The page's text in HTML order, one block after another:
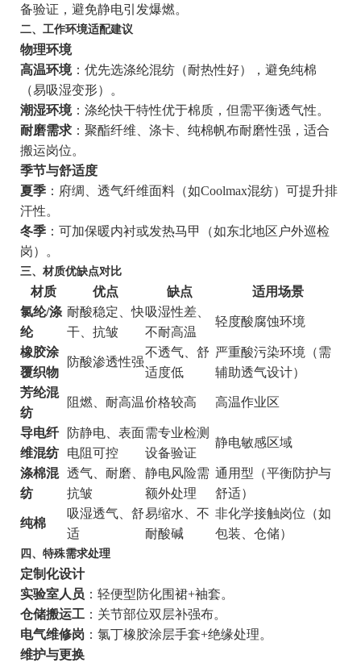
备验证，避免静电引发爆燃。
二、工作环境适配建议
物理环境
高温环境：优先选涤纶混纺（耐热性好），避免纯棉
（易吸湿变形）。
潮湿环境：涤纶快干特性优于棉质，但需平衡透气性。
耐磨需求：聚酯纤维、涤卡、纯棉帆布耐磨性强，适合
搬运岗位。
季节与舒适度
夏季：府绸、透气纤维面料（如Coolmax混纺）可提升排
汗性。
冬季：可加保暖内衬或发热马甲（如东北地区户外巡检
岗）。
三、材质优缺点对比
材质 优点 缺点
适用场景
氯纶/涤
纶
耐酸稳定、快
干、抗皱
吸湿性差、
不耐高温
轻度酸腐蚀环境
橡胶涂
覆织物
防酸渗透性强
不透气、舒
适度低
严重酸污染环境（需
辅助透气设计）
芳纶混
纺
阻燃、耐高温价格较高 高温作业区
导电纤
维混纺
防静电、表面
电阻可控
需专业检测
设备验证
静电敏感区域
涤棉混
纺
透气、耐磨、
抗皱
静电风险需
额外处理
通用型（平衡防护与
舒适）
纯棉
吸湿透气、舒
适
易缩水、不
耐酸碱
非化学接触岗位（如
包装、仓储）
四、特殊需求处理
定制化设计
实验室人员 ：轻便型防化围裙+袖套。
仓储搬运工：关节部位双层补强布。
电气维修岗：氯丁橡胶涂层手套+绝缘处理。
维护与更换